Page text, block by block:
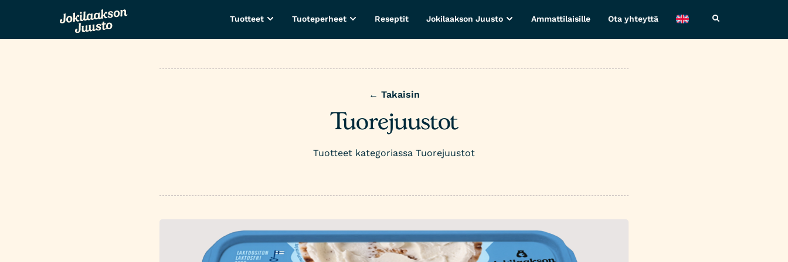
Tuotteet Tuoteperheet Reseptit Jokilaakson Juusto Ammattilaisille Ota yhteyttä
← Takaisin
Tuorejuustot
Tuotteet kategoriassa Tuorejuustot